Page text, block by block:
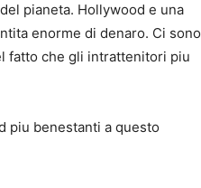
pianeta. Hollywood e una
enorme di denaro. Ci sono
fatto che gli intrattenitori piu
piu benestanti a questo